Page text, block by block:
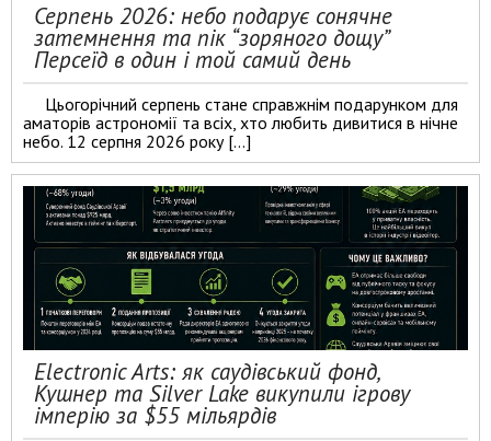
Серпень 2026: небо подарує сонячне
затемнення та пік “зоряного дощу”
Персеїд в один і той самий день
Цьогорічний серпень стане справжнім подарунком для
аматорів астрономії та всіх, хто любить дивитися в нічне
небо. 12 серпня 2026 року […]
Electronic Arts: як саудівський фонд,
Кушнер та Silver Lake викупили ігрову
імперію за $55 мільярдів